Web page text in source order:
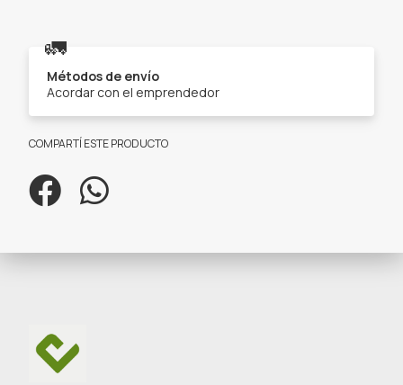
🚛
Métodos de envío
Acordar con el emprendedor
COMPARTÍ ESTE PRODUCTO